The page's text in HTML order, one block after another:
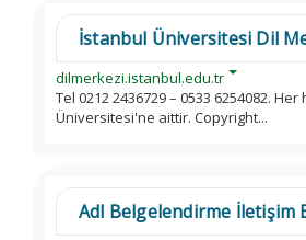
İstanbul Üniversitesi Dil
dilmerkezi.istanbul.edu.tr
Tel 0212 2436729 – 0533 6254082.
Üniversitesi'ne aittir. Copyright...
Adl Belgelendirme İletişim